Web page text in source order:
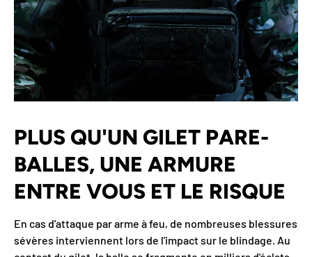
PLUS QU'UN GILET PARE-
BALLES, UNE ARMURE
ENTRE VOUS ET LE RISQUE
En cas d'attaque par arme à feu, de nombreuses blessures
sévères interviennent lors de l'impact sur le blindage. Au